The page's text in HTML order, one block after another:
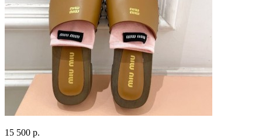
15 500 р.